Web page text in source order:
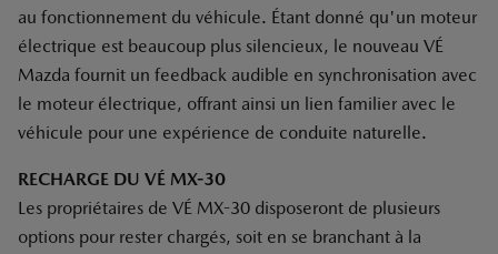
au fonctionnement du véhicule. Étant donné qu'un moteur
électrique est beaucoup plus silencieux, le nouveau VÉ
Mazda fournit un feedback audible en synchronisation avec
le moteur électrique, offrant ainsi un lien familier avec le
véhicule pour une expérience de conduite naturelle.
RECHARGE DU VÉ MX-30
Les propriétaires de VÉ MX-30 disposeront de plusieurs
options pour rester chargés, soit en se branchant à la